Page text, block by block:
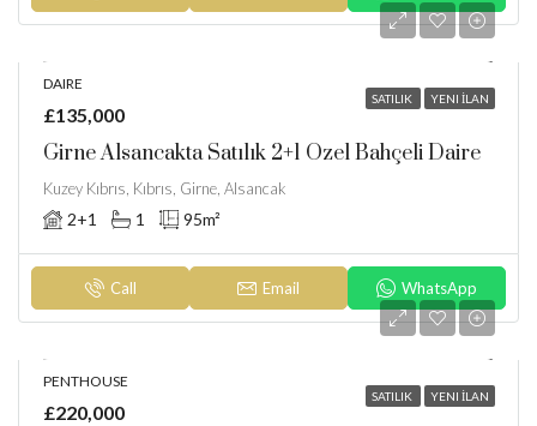
SATILIK YENI İLAN
DAIRE
£135,000
Girne Alsancakta Satılık 2+1 Özel Bahçeli Daire
Kuzey Kıbrıs, Kıbrıs, Girne, Alsancak
2+1 1 95m²
Call Email WhatsApp
SATILIK YENI İLAN
PENTHOUSE
£220,000